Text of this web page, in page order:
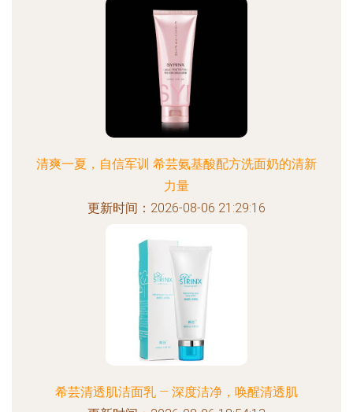
清爽一夏，自信军训 希芸氨基酸配方洗面奶的清新
力量
更新时间：2026-08-06 21:29:16
希芸清透肌洁面乳 — 深度洁净，唤醒清透肌